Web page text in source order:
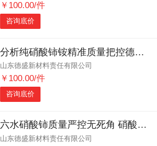
￥100.00/件
咨询底价
分析纯硝酸铈铵‌精准质量把控德盛稀土每批次严格筛选
山东德盛新材料责任有限公司
￥100.00/件
咨询底价
六水硝酸铈质量严控无死角 硝酸铈每批次精准把关
山东德盛新材料责任有限公司